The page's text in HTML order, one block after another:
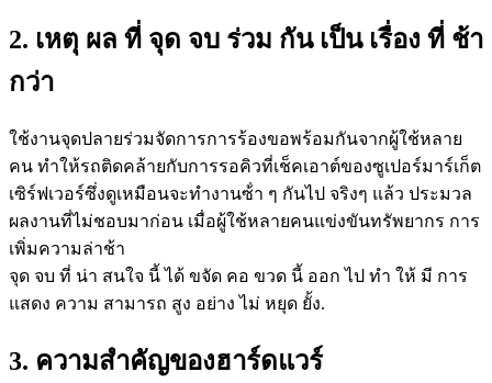
2. เหตุ ผล ที่ จุด จบ ร่วม กัน เป็น เรื่อง ที่ ช้า
กว่า
ใช้งานจุดปลายร่วมจัดการการร้องขอพร้อมกันจากผู้ใช้หลาย
คน ทําให้รถติดคล้ายกับการรอคิวที่เช็คเอาต์ของซูเปอร์มาร์เก็ต
เซิร์ฟเวอร์ซึ่งดูเหมือนจะทํางานซ้ํา ๆ กันไป จริงๆ แล้ว ประมวล
ผลงานที่ไม่ชอบมาก่อน เมื่อผู้ใช้หลายคนแข่งขันทรัพยากร การ
เพิ่มความล่าช้า
จุด จบ ที่ น่า สนใจ นี้ ได้ ขจัด คอ ขวด นี้ ออก ไป ทํา ให้ มี การ
แสดง ความ สามารถ สูง อย่าง ไม่ หยุด ยั้ง.
3. ความสําคัญของฮาร์ดแวร์